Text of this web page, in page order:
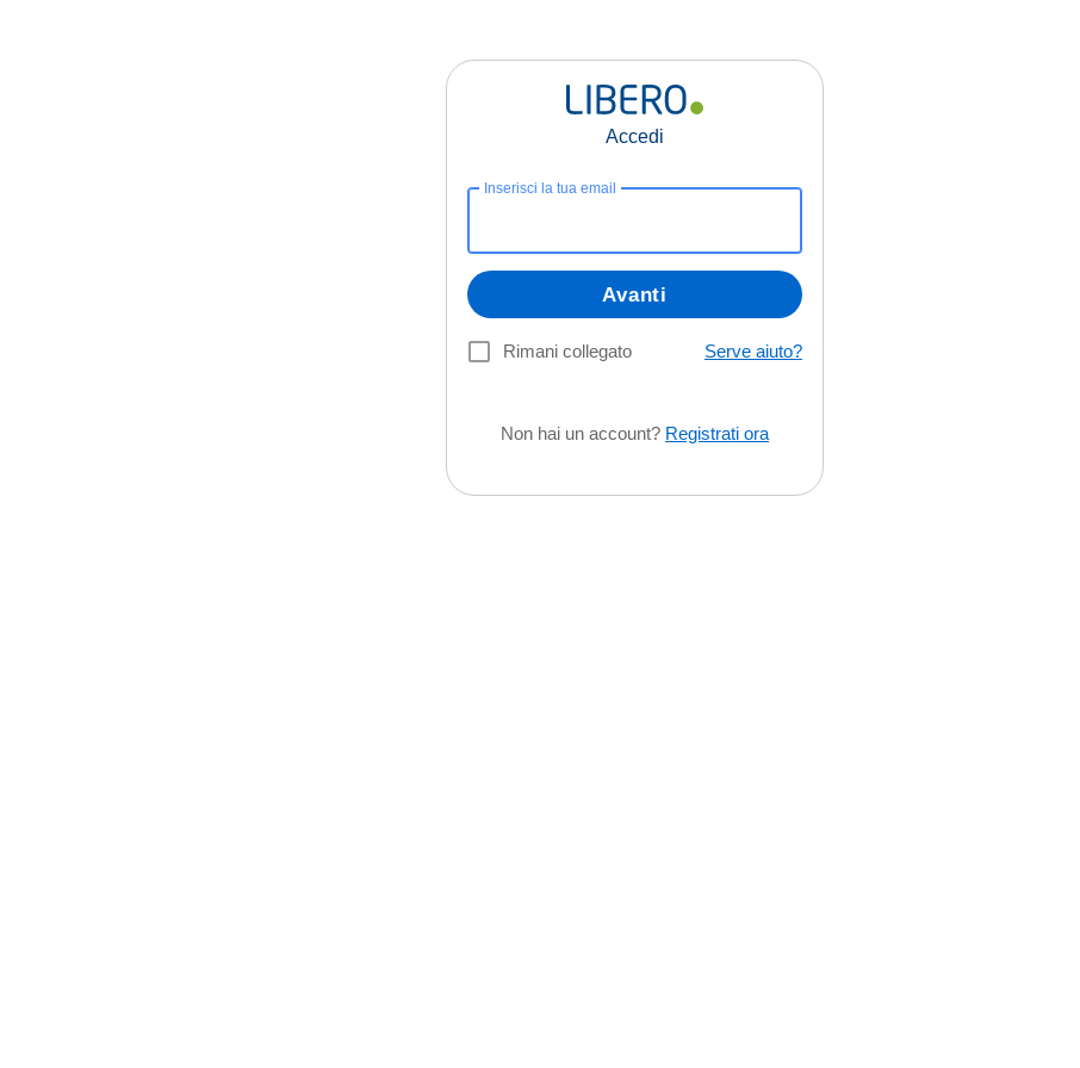
Accedi
Inserisci la tua email
Avanti
Rimani collegato Serve aiuto?
Non hai un account? Registrati ora